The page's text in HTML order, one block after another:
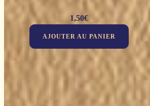
1,50€
AJOUTER AU PANIER